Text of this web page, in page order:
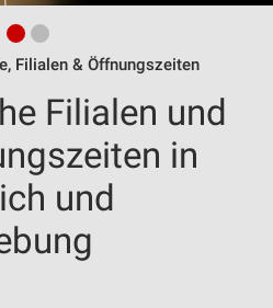
Filialen & Öffnungszeiten
Filialen und
in
und